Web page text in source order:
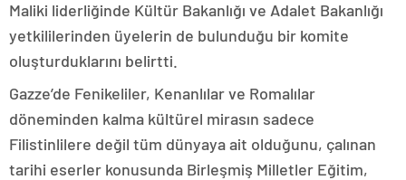
Maliki liderliğinde Kültür Bakanlığı ve Adalet Bakanlığı
yetkililerinden üyelerin de bulunduğu bir komite
oluşturduklarını belirtti.
Gazze’de Fenikeliler, Kenanlılar ve Romalılar
döneminden kalma kültürel mirasın sadece
Filistinlilere değil tüm dünyaya ait olduğunu, çalınan
tarihi eserler konusunda Birleşmiş Milletler Eğitim,